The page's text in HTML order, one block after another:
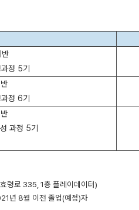
반
정 5기
정 6기
과정 5기
령로 335, 1층 플레이데이터)
년 8월 이전 졸업(예정)자